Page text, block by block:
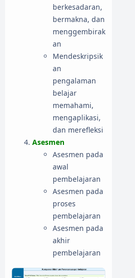
berkesadaran,
bermakna, dan
menggembirak
an
Mendeskripsik
an
pengalaman
belajar
memahami,
mengaplikasi,
dan merefleksi
Asesmen
Asesmen pada
awal
pembelajaran
Asesmen pada
proses
pembelajaran
Asesmen pada
akhir
pembelajaran